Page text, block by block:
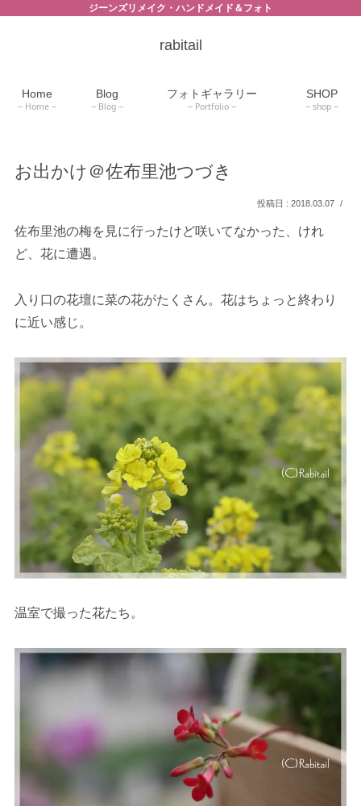
ジーンズリメイク・ハンドメイド＆フォト
rabitail
Home
Home
Blog
Blog
フォトギャラリー
Portfolio
SHOP
shop
お出かけ＠佐布里池つづき
2018.03.07
佐布里池の梅を見に行ったけど咲いてなかった、けれ
ど、花に遭遇。
入り口の花壇に菜の花がたくさん。花はちょっと終わり
に近い感じ。
温室で撮った花たち。